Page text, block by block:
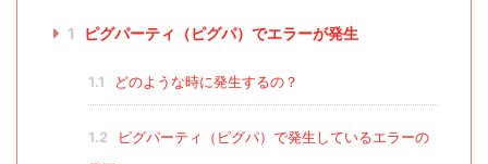
1 ピグパーティ（ピグパ）でエラーが発生
1.1 どのような時に発生するの？
1.2
ピグパーティ（ピグパ）で発生しているエラーの